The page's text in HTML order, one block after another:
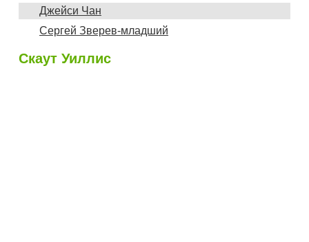
Джейси Чан
Сергей Зверев-младший
Скаут Уиллис